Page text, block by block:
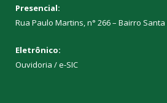
Presencial:
Rua Paulo Martins, n° 266 – Bairro Santa
Eletrônico:
Ouvidoria /e-SIC